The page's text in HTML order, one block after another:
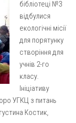
Вільча)
Богородиці (смт
м. Берестин
бібліотеці №3
відбулися
екологічні місії
для порятунку
створіння для
учнів 2-го
класу.
Ініціативу
УГКЦ з питань
Костик,